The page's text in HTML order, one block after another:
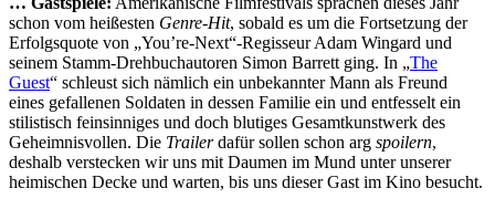
schon vom heißesten Genre-Hit, sobald es um die Fortsetzung der
Erfolgsquote von „You’re-Next“-Regisseur Adam Wingard und
seinem Stamm-Drehbuchautoren Simon Barrett ging. In „The
Guest“ schleust sich nämlich ein unbekannter Mann als Freund
eines gefallenen Soldaten in dessen Familie ein und entfesselt ein
stilistisch feinsinniges und doch blutiges Gesamtkunstwerk des
Geheimnisvollen. Die Trailerdafür sollen schon arg spoilern,
deshalb verstecken wir uns mit Daumen im Mund unter unserer
heimischen Decke und warten, bis uns dieser Gast im Kino besucht.